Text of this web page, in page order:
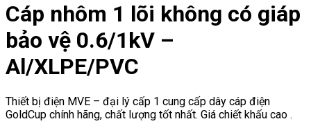
Cáp nhôm 1 lõi không có giáp
bảo vệ 0.6/1kV –
Al/XLPE/PVC
Thiết bị điện MVE – đại lý cấp 1 cung cấp dây cáp điện
GoldCup chính hãng, chất lượng tốt nhất. Giá chiết khấu cao .